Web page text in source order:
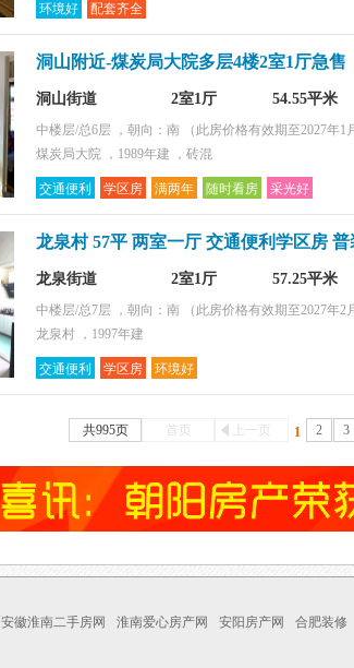
环境好 配套齐全
洞山附近-煤炭局大院多层4楼2室1厅急售
洞山街道 2室1厅 54.55平米
中楼层/总6层 ，朝向：南
（此房价格有效期至2027年1
煤炭局大院 ，1989年建 ，砖混
交通便利 学区房 满两年 随时看房 采光好
龙泉村 57平 两室一厅 交通便利学区房 普
龙泉街道 2室1厅 57.25平米
中楼层/总7层 ，朝向：南
（此房价格有效期至2027年2
龙泉村 ，1997年建
交通便利 学区房 环境好
共995页 首页 上一页 1 2 3
安徽淮南二手房网 淮南爱心房产网 安阳房产网 合肥装修